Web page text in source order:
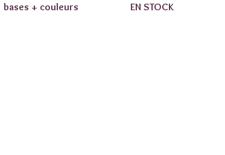
bases + couleurs EN STOCK